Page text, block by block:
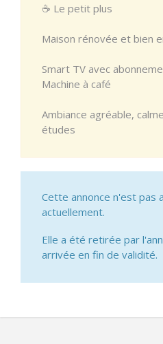
☕ Le petit plus
Maison rénovée et bien
Smart TV avec
Machine à café
Ambiance agréable,
études
Cette annonce n'est pas
actuellement.
Elle a été retirée par
arrivée en fin de validité.